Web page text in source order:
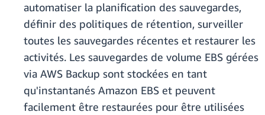
automatiser la planification des sauvegardes,
définir des politiques de rétention, surveiller
toutes les sauvegardes récentes et restaurer les
activités. Les sauvegardes de volume EBS gérées
via AWS Backup sont stockées en tant
qu'instantanés Amazon EBS et peuvent
facilement être restaurées pour être utilisées